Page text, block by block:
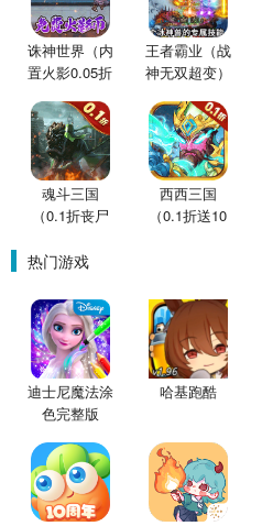
诛神世界（内
置火影0.05折
王者霸业（战
神无双超变）
魂斗三国
（0.1折丧尸
西西三国
（0.1折送10
热门游戏
迪士尼魔法涂
色完整版
哈基跑酷